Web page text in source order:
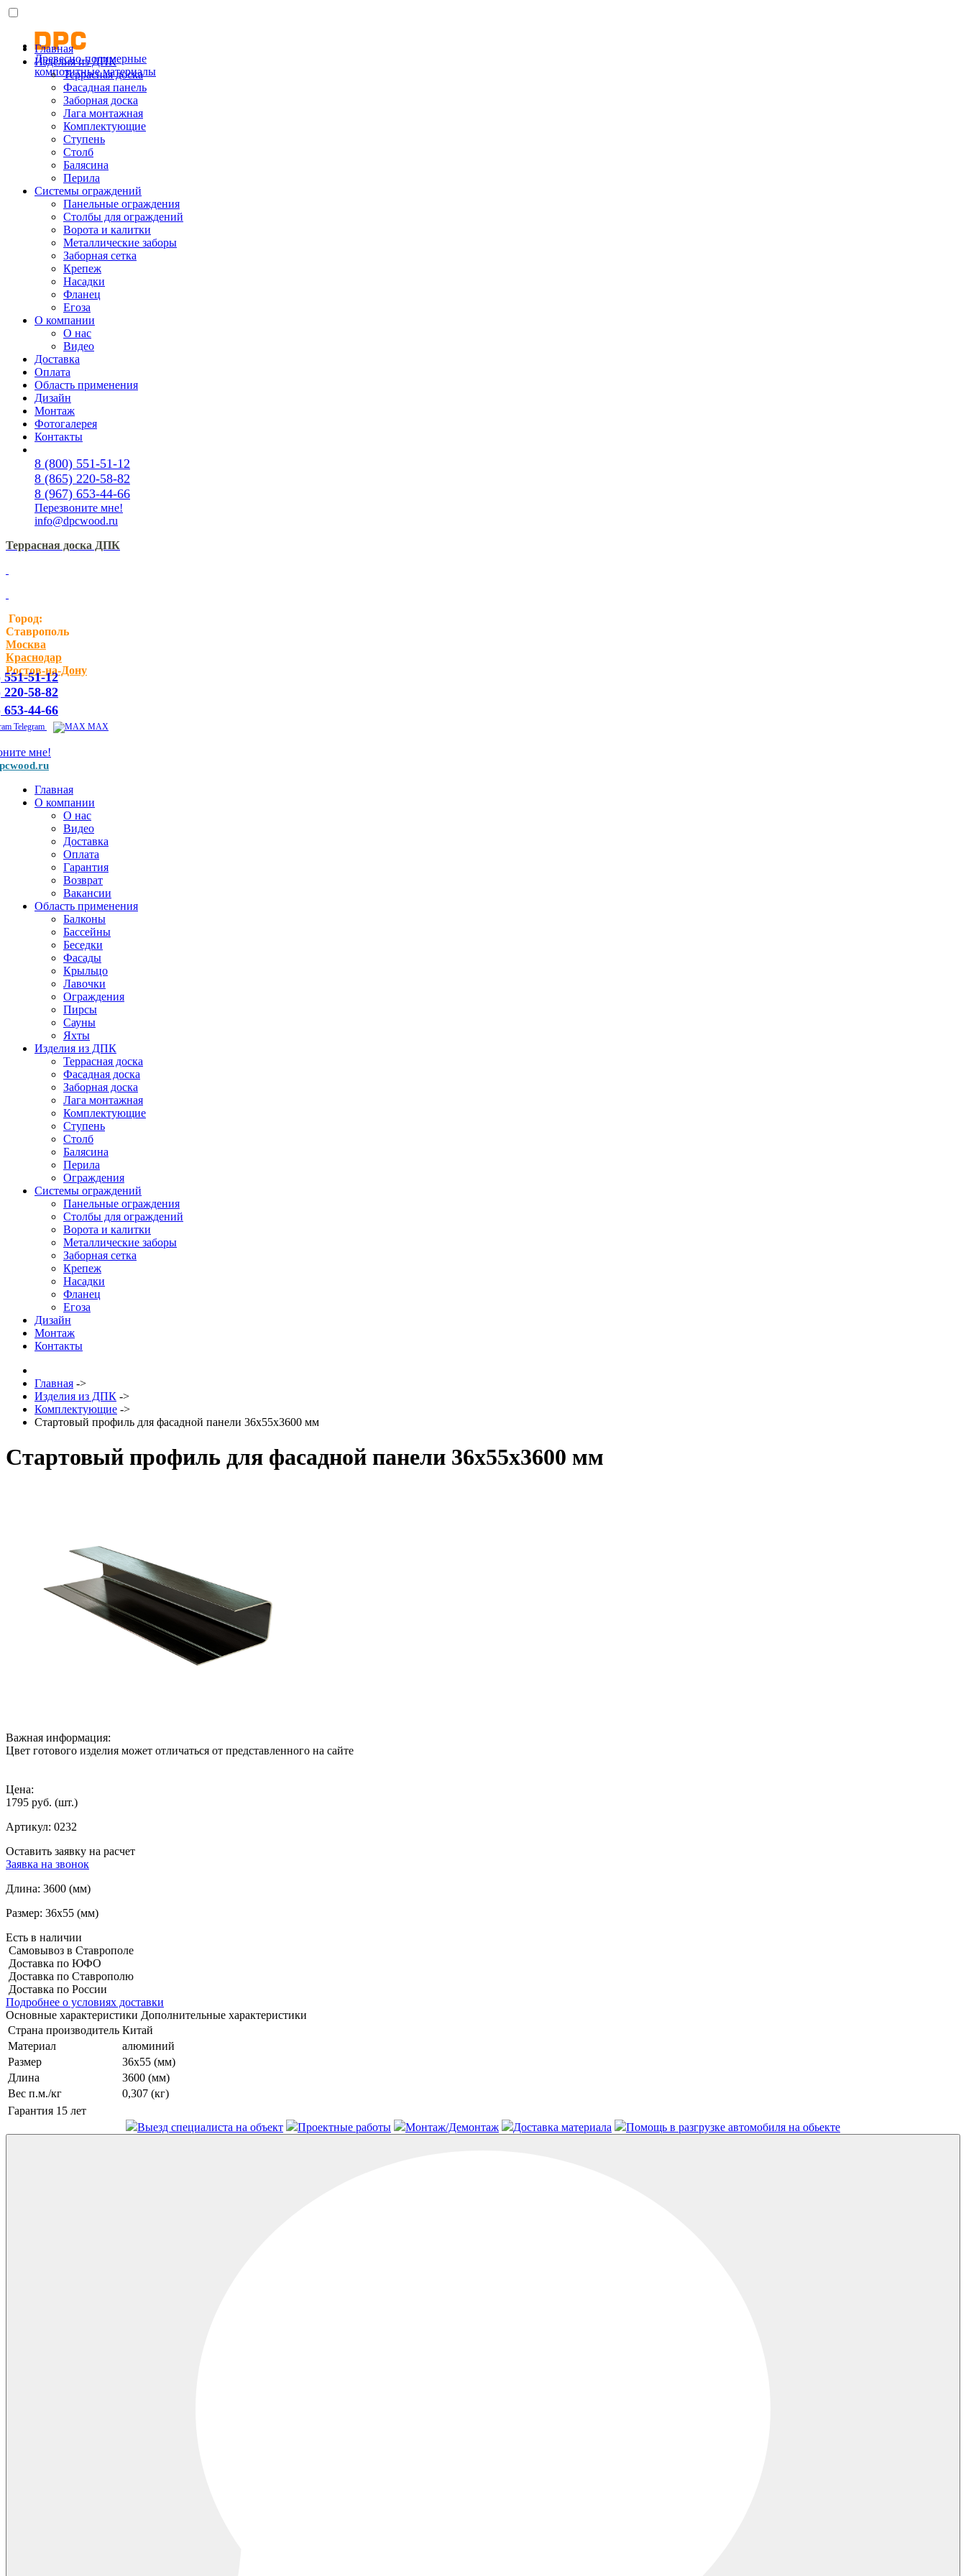
Древесно-полимерные
композитные материалы
Главная
Изделия из ДПК
Террасная доска
Фасадная панель
Заборная доска
Лага монтажная
Комплектующие
Ступень
Столб
Балясина
Перила
Системы ограждений
Панельные ограждения
Столбы для ограждений
Ворота и калитки
Металлические заборы
Заборная сетка
Крепеж
Насадки
Фланец
Егоза
О компании
О нас
Видео
Доставка
Оплата
Область применения
Дизайн
Монтаж
Фотогалерея
Контакты
8 (800) 551-51-12
8 (865) 220-58-82
8 (967) 653-44-66
Перезвоните мне!
info@dpcwood.ru
Террасная доска ДПК
Город:
Ставрополь
Москва
Краснодар
Ростов-на-Дону
551-51-12
220-58-82
653-44-66
Telegram MAX
мне!
Главная
О компании
О нас
Видео
Доставка
Оплата
Гарантия
Возврат
Вакансии
Область применения
Балконы
Бассейны
Беседки
Фасады
Крыльцо
Лавочки
Ограждения
Пирсы
Сауны
Яхты
Изделия из ДПК
Террасная доска
Фасадная доска
Заборная доска
Лага монтажная
Комплектующие
Ступень
Столб
Балясина
Перила
Ограждения
Системы ограждений
Панельные ограждения
Столбы для ограждений
Ворота и калитки
Металлические заборы
Заборная сетка
Крепеж
Насадки
Фланец
Егоза
Дизайн
Монтаж
Контакты
Главная ->
Изделия из ДПК ->
Комплектующие ->
Стартовый профиль для фасадной панели 36х55х3600 мм
Стартовый профиль для фасадной панели 36х55х3600 мм
Важная информация:
Цвет готового изделия может отличаться от представленного на сайте
Цена:
1795 руб. (шт.)
Артикул: 0232
Оставить заявку на расчет
Заявка на звонок
Длина: 3600 (мм)
Размер: 36x55 (мм)
Есть в наличии
Самовывоз в Ставрополе
Доставка по ЮФО
Доставка по Ставрополю
Доставка по России
Подробнее о условиях доставки
Основные характеристики Дополнительные характеристики
Страна производитель Китай
Материал
алюминий
Размер
36x55 (мм)
Длина
3600 (мм)
Вес п.м./кг
0,307 (кг)
Гарантия 15 лет
Выезд специалиста на объект
Проектные работы Монтаж/Демонтаж Доставка материала Помощь в разгрузке автомобиля на обьекте